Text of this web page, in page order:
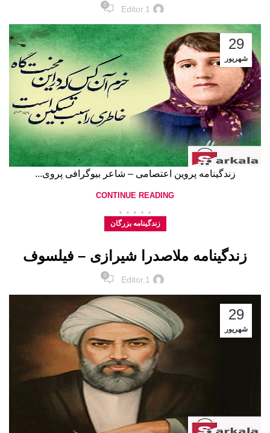
Editor.1
0
29
شهریور
زندگینامه پروین اعتصامی – شاعر بیوگرافی پروی...
CONTINUE READING
زندگینامه بزرگان
زندگینامه ملاصدرا شیرازی – فیلسوف
Editor.1
0
29
شهریور